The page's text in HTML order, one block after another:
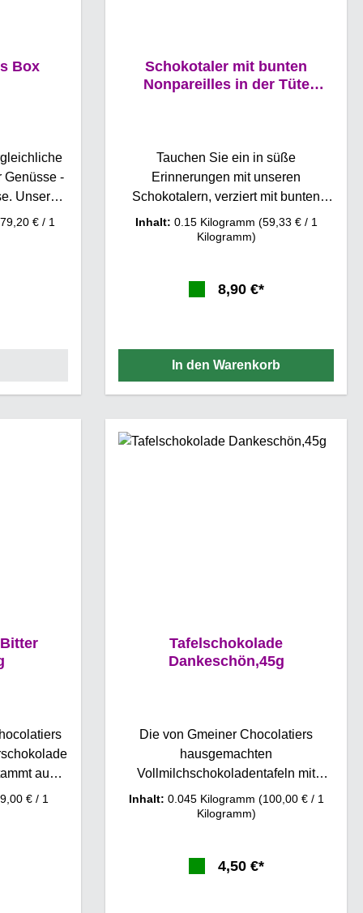
Box
Genüsse -
3-
und
um
und
Balance
und
des
€ / 1
Schokotaler mit bunten
Nonpareilles in der Tüte
Tauchen Sie ein in süße
Erinnerungen mit unseren
Schokotalern, verziert mit bunten
Nonpareilles. Unsere
zartschmelzende
Sie direkt in Ihre Kindheit. Genießen
unwiderstehlichen Leckerei. Gönnen
Sie sich einen Moment der Freude
Nostalgie.
Inhalt: 0.15 Kilogramm (59,33 € / 1
Kilogramm)
8,90 €*
In den Warenkorb
aus
durch ihr
€ / 1
Tafelschokolade
Dankeschön,45g
Die von Gmeiner Chocolatiers
hausgemachten
Vollmilchschokoladentafeln mit
mindestens 40 % Kakaoanteil sind
sorgfältig gefertigt und
Inhalt: 0.045 Kilogramm (100,00 € / 1
Kilogramm)
4,50 €*